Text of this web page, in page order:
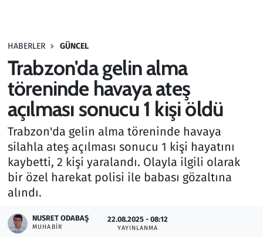
HABERLER GÜNCEL
Trabzon'da gelin alma
töreninde havaya ateş
açılması sonucu 1 kişi öldü
Trabzon'da gelin alma töreninde havaya
silahla ateş açılması sonucu 1 kişi hayatını
kaybetti, 2 kişi yaralandı. Olayla ilgili olarak
bir özel harekat polisi ile babası gözaltına
alındı.
NUSRET ODABAŞ
MUHABIR
22.08.2025 - 08:12
YAYINLANMA
Haber
Kültür Sanat
Kurumsal Haberler
Lezzet Durağı
Memur ve Kamu
Otomobil
Oyun